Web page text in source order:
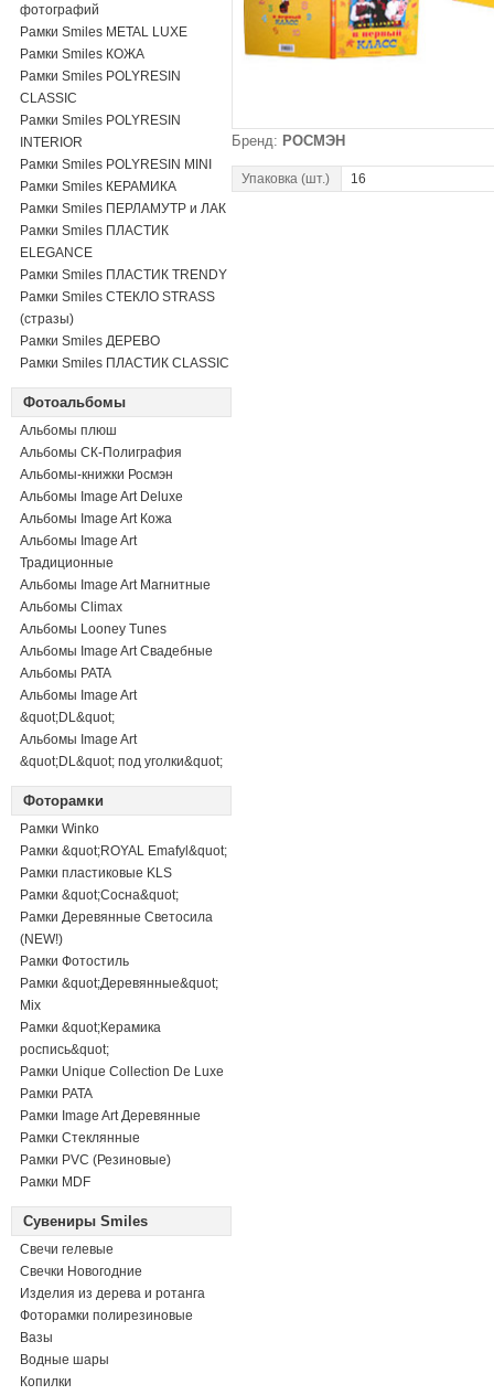
фотографий
Рамки Smiles METAL LUXE
Рамки Smiles КОЖА
Рамки Smiles POLYRESIN
CLASSIC
Рамки Smiles POLYRESIN
INTERIOR
Рамки Smiles POLYRESIN MINI
Рамки Smiles КЕРАМИКА
Рамки Smiles ПЕРЛАМУТР и ЛАК
Рамки Smiles ПЛАСТИК
ELEGANCE
Рамки Smiles ПЛАСТИК TRENDY
Рамки Smiles СТЕКЛО STRASS
(стразы)
Рамки Smiles ДЕРЕВО
Рамки Smiles ПЛАСТИК CLASSIC
Фотоальбомы
Альбомы плюш
Альбомы СК-Полиграфия
Альбомы-книжки Росмэн
Альбомы Image Art Deluxe
Альбомы Image Art Кожа
Альбомы Image Art
Традиционные
Альбомы Image Art Магнитные
Альбомы Climax
Альбомы Looney Tunes
Альбомы Image Art Свадебные
Альбомы PATA
Альбомы Image Art
&quot;DL&quot;
Альбомы Image Art
&quot;DL&quot; под уголки&quot;
Фоторамки
Рамки Winko
Рамки &quot;ROYAL Emafyl&quot;
Рамки пластиковые KLS
Рамки &quot;Сосна&quot;
Рамки Деревянные Светосила
(NEW!)
Рамки Фотостиль
Рамки &quot;Деревянные&quot;
Mix
Рамки &quot;Керамика
роспись&quot;
Рамки Unique Collection De Luxe
Рамки PATA
Рамки Image Art Деревянные
Рамки Стеклянные
Рамки PVC (Резиновые)
Рамки MDF
Сувениры Smiles
Свечи гелевые
Свечки Новогодние
Изделия из дерева и ротанга
Фоторамки полирезиновые
Вазы
Водные шары
Копилки
Бренд: РОСМЭН
Упаковка (шт.) 16